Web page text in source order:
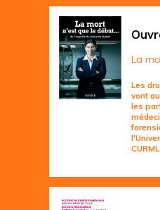
La
Les
vont
les
CURML.